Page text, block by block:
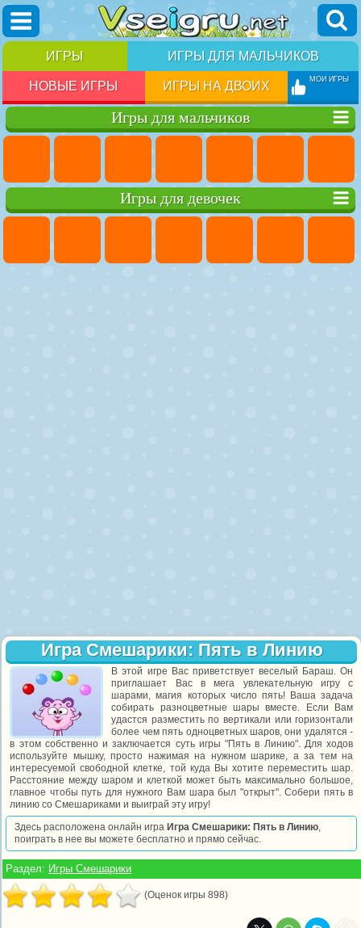
ИГРЫ ИГРЫ ДЛЯ МАЛЬЧИКОВ
НОВЫЕ ИГРЫ ИГРЫ НА ДВОИХ МОИ ИГРЫ
Игры для мальчиков
Игры для девочек
Игра Смешарики: Пять в Линию
В этой игре Вас приветствует веселый Бараш. Он
приглашает Вас в мега увлекательную игру с
шарами, магия которых число пять! Ваша задача
собирать разноцветные шары вместе. Если Вам
удастся разместить по вертикали или горизонтали
более чем пять одноцветных шаров, они удалятся -
в этом собственно и заключается суть игры "Пять в Линию". Для ходов
используйте мышку, просто нажимая на нужном шарике, а за тем на
интересуемой свободной клетке, той куда Вы хотите переместить шар.
Расстояние между шаром и клеткой может быть максимально большое,
главное чтобы путь для нужного Вам шара был "открыт". Собери пять в
линию со Смешариками и выиграй эту игру!
Здесь расположена онлайн игра Игра Смешарики: Пять в Линию,
поиграть в нее вы можете бесплатно и прямо сейчас.
Раздел: Игры Смешарики
(Оценок игры 898)